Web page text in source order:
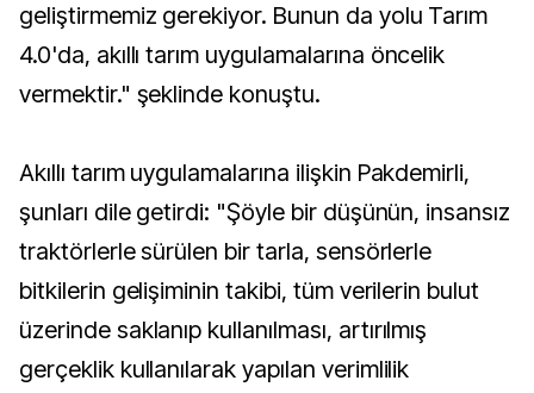
geliştirmemiz gerekiyor. Bunun da yolu Tarım
4.0'da, akıllı tarım uygulamalarına öncelik
vermektir." şeklinde konuştu.
Akıllı tarım uygulamalarına ilişkin Pakdemirli,
şunları dile getirdi: "Şöyle bir düşünün, insansız
traktörlerle sürülen bir tarla, sensörlerle
bitkilerin gelişiminin takibi, tüm verilerin bulut
üzerinde saklanıp kullanılması, artırılmış
gerçeklik kullanılarak yapılan verimlilik